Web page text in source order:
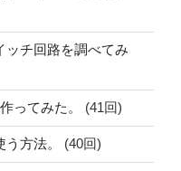
ッチ回路を調べてみ
ってみた。 (41回)
方法。 (40回)